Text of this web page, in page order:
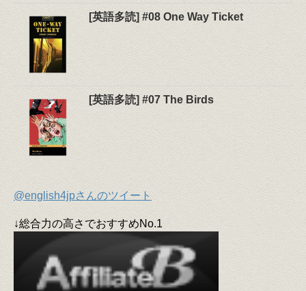
[英語多読] #08 One Way Ticket
[英語多読] #07 The Birds
@english4jpさんのツイート
↓総合力の高さでおすすめNo.1